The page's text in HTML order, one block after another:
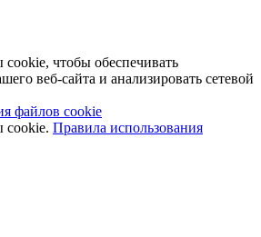
чтобы обеспечивать
веб-сайта и анализировать сетевой
файлов cookie
cookie. Правила использования